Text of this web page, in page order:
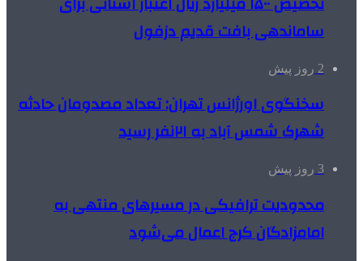
ساماندهی بافت قدیم دزفول
2 روز پیش
سخنگوی اورژانس تهران: تعداد مصدومان حادثه
شهرک شمس آباد به ۲۱نفر رسید
3 روز پیش
محدودیت ترافیکی در مسیرهای منتهی به
امامزادگان کرج اعمال می‌شود